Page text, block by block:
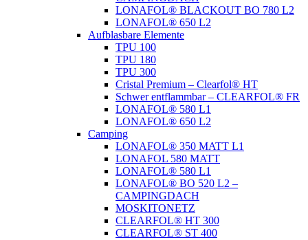
LONAFOL® BLACKOUT BO 780 L2
LONAFOL® 650 L2
Aufblasbare Elemente
TPU 100
TPU 180
TPU 300
Cristal Premium – Clearfol® HT
Schwer entflammbar – CLEARFOL® FR
LONAFOL® 580 L1
LONAFOL® 650 L2
Camping
LONAFOL® 350 MATT L1
LONAFOL 580 MATT
LONAFOL® 580 L1
LONAFOL® BO 520 L2 –
CAMPINGDACH
MOSKITONETZ
CLEARFOL® HT 300
CLEARFOL® ST 400